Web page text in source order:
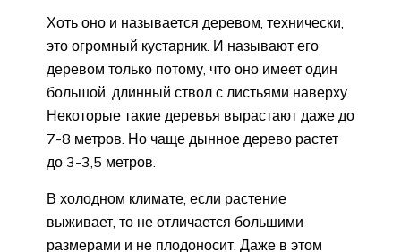
Хоть оно и называется деревом, технически,
это огромный кустарник. И называют его
деревом только потому, что оно имеет один
большой, длинный ствол с листьями наверху.
Некоторые такие деревья вырастают даже до
7-8 метров. Но чаще дынное дерево растет
до 3-3,5 метров.
В холодном климате, если растение
выживает, то не отличается большими
размерами и не плодоносит. Даже в этом